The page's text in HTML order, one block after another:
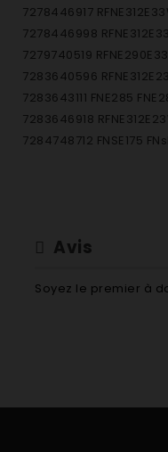
7278446917
7278446998
7279740519
7283640596
7283643111 FNE285
7283646918
7284748712 FNSE175
Avis
Soyez le premier à